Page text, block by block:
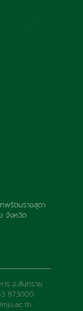
พรัตนราชสุดา
จังหวัด
ร อ.สันทราย
873000